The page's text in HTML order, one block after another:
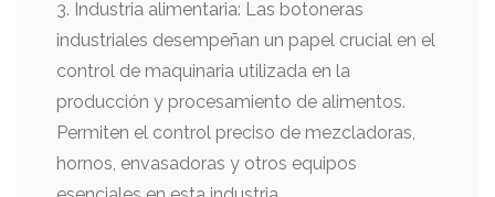
3. Industria alimentaria: Las botoneras
industriales desempeñan un papel crucial en el
control de maquinaria utilizada en la
producción y procesamiento de alimentos.
Permiten el control preciso de mezcladoras,
hornos, envasadoras y otros equipos